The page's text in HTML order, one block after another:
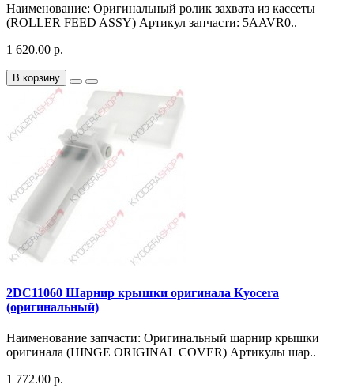
Наименование: Оригинальный ролик захвата из кассеты
(ROLLER FEED ASSY) Артикул запчасти: 5AAVR0..
1 620.00 р.
В корзину
2DC11060 Шарнир крышки оригинала Kyocera
(оригинальный)
Наименование запчасти: Оригинальный шарнир крышки
оригинала (HINGE ORIGINAL COVER) Артикулы шар..
1 772.00 р.